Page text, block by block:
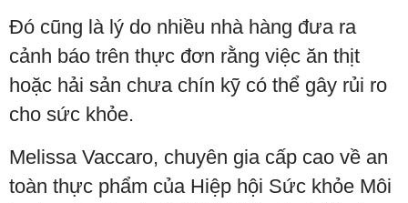
Đó cũng là lý do nhiều nhà hàng đưa ra
cảnh báo trên thực đơn rằng việc ăn thịt
hoặc hải sản chưa chín kỹ có thể gây rủi ro
cho sức khỏe.
Melissa Vaccaro, chuyên gia cấp cao về an
toàn thực phẩm của Hiệp hội Sức khỏe Môi